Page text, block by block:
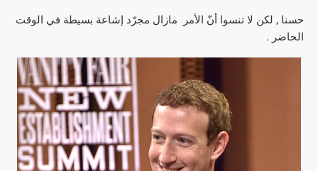
حسنا , لكن لا تنسوا أنّ الأمر مازال مجرّد إشاعة بسيطة في الوقت
الحاضر .